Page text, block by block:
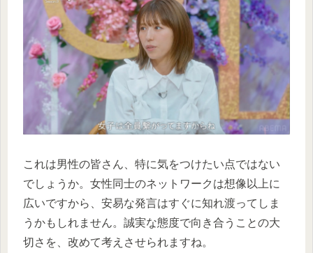
これは男性の皆さん、特に気をつけたい点ではない
でしょうか。女性同士のネットワークは想像以上に
広いですから、安易な発言はすぐに知れ渡ってしま
うかもしれません。誠実な態度で向き合うことの大
切さを、改めて考えさせられますね。